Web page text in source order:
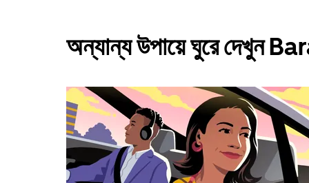
অন্যান্য উপায়ে ঘুরে দেখুন